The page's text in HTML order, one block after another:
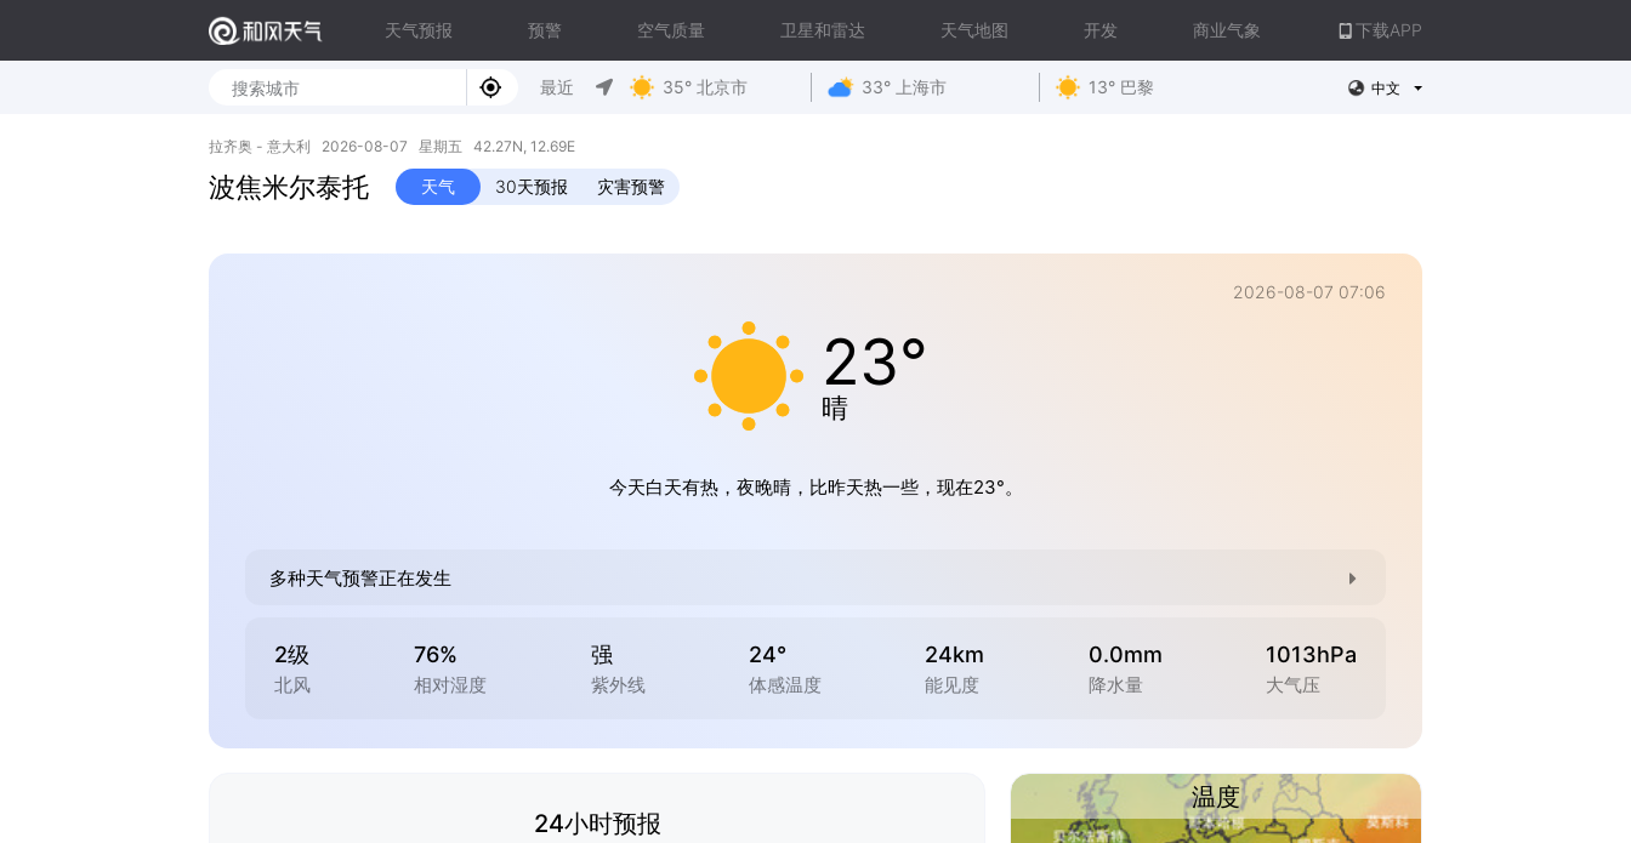
天气预报 预警 空气质量 卫星和雷达 天气地图 开发 商业气象 下载APP
最近 35° 北京市 33° 上海市 13° 巴黎 中文
拉齐奥 - 意大利 2026-08-07 星期五 42.27N, 12.69E
波焦米尔泰托 天气 30天预报 灾害预警
2026-08-07 07:06
23°
晴
今天白天有热，夜晚晴，比昨天热一些，现在23°。
多种天气预警正在发生
2级
北风
76%
相对湿度
强
紫外线
24°
体感温度
24km
能见度
0.0mm
降水量
1013hPa
大气压
24小时预报
温度